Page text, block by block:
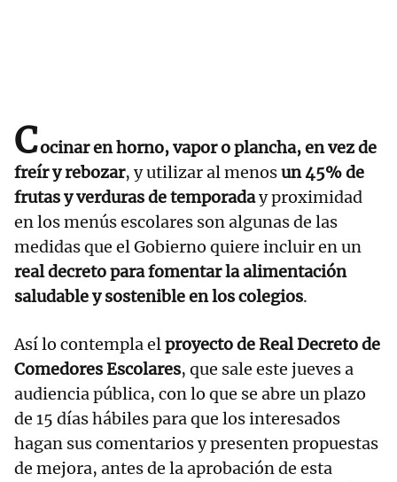
Cocinar en horno, vapor o plancha, en vez de
freír y rebozar, y utilizar al menosun 45% de
frutas y verduras de temporaday proximidad
en los menús escolares son algunas de las
medidas que el Gobierno quiere incluir en un
real decreto para fomentar la alimentación
saludable y sostenible en los colegios.
Así lo contempla elproyecto de Real Decreto de
Comedores Escolares, que sale este jueves a
audiencia pública, con lo que se abre un plazo
de 15 días hábiles para que los interesados
hagan sus comentarios y presenten propuestas
de mejora, antes de la aprobación de esta